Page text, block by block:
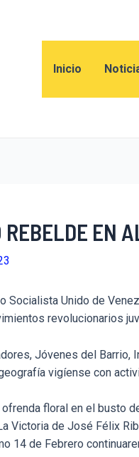
Inicio
EN
Socialista Unido de
revolucionarios
Jóvenes del
vigíense con
floral en el busto
Victoria de José Félix
14 de Febrero